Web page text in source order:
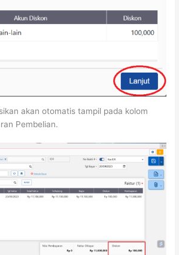
akan otomatis tampil pada kolom
Pembelian.